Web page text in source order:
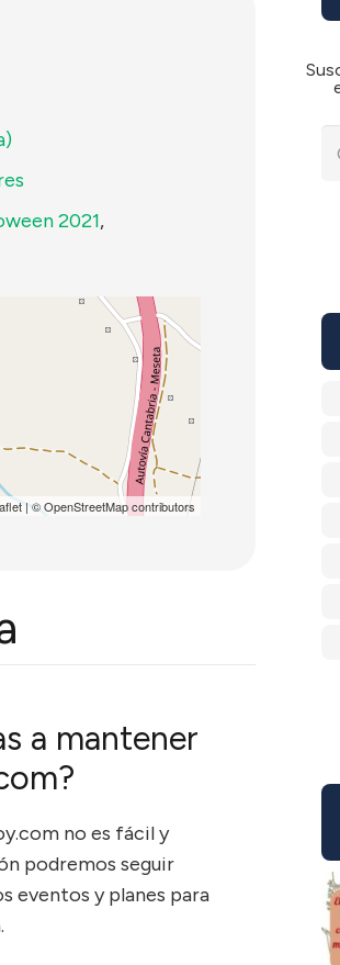
2021,
| ©OpenStreetMapcontributors
a mantener
no es fácil y
podremos seguir
eventos y planes para